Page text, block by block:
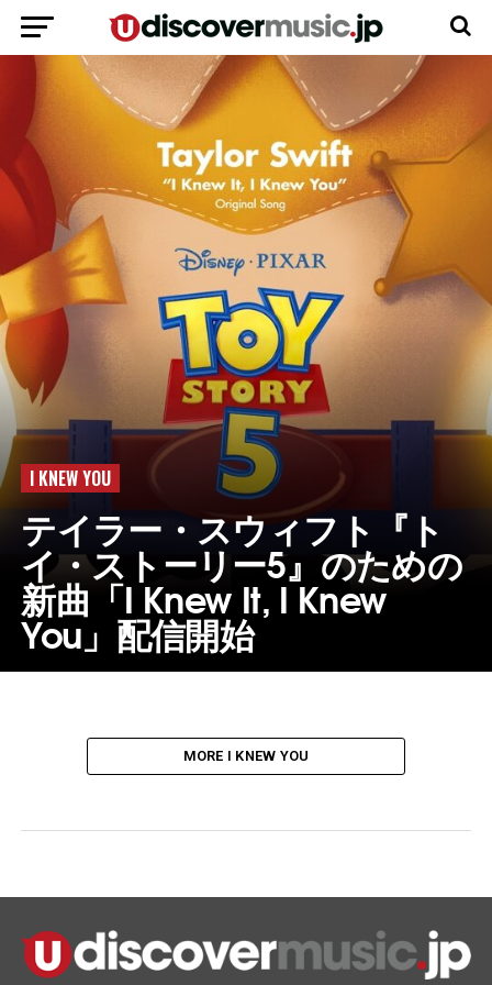
I KNEW YOU
テイラー・スウィフト『ト
イ・ストーリー5』のための
新曲「I Knew It, I Knew
You」配信開始
MORE I KNEW YOU